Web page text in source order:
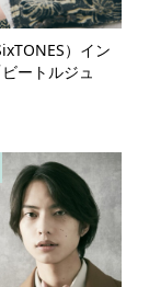
）イン
ートルジュ